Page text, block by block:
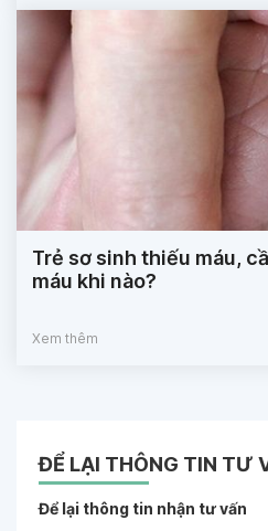
Trẻ sơ sinh thiếu máu,
máu khi nào?
Xem thêm
ĐỂ LẠI THÔNG TIN TƯ
Để lại thông tin nhận tư vấn